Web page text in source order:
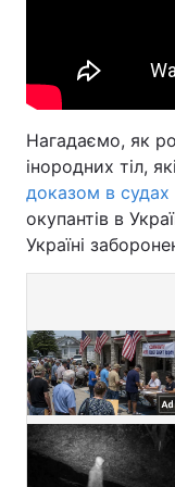
Нагадаємо, як
інородних тіл,
доказом в судах
окупантів в
Україні